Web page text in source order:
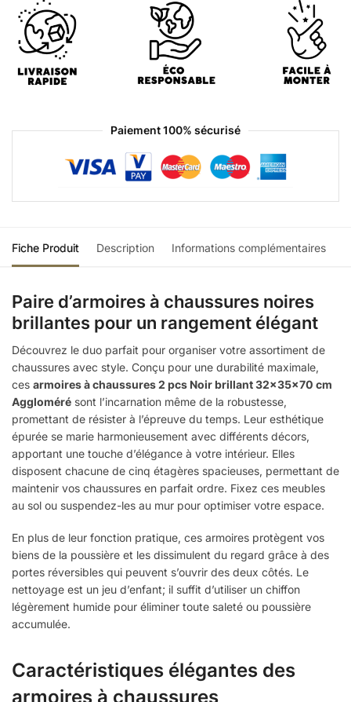
Paiement 100% sécurisé
Fiche Produit Description Informations complémentaires
Paire d’armoires à chaussures noires
brillantes pour un rangement élégant
Découvrez le duo parfait pour organiser votre assortiment de
chaussures avec style. Conçu pour une durabilité maximale,
ces armoires à chaussures 2 pcs Noir brillant 32x35x70 cm
Aggloméré sont l’incarnation même de la robustesse,
promettant de résister à l’épreuve du temps. Leur esthétique
épurée se marie harmonieusement avec différents décors,
apportant une touche d’élégance à votre intérieur. Elles
disposent chacune de cinq étagères spacieuses, permettant de
maintenir vos chaussures en parfait ordre. Fixez ces meubles
au sol ou suspendez-les au mur pour optimiser votre espace.
En plus de leur fonction pratique, ces armoires protègent vos
biens de la poussière et les dissimulent du regard grâce à des
portes réversibles qui peuvent s’ouvrir des deux côtés. Le
nettoyage est un jeu d’enfant; il suffit d’utiliser un chiffon
légèrement humide pour éliminer toute saleté ou poussière
accumulée.
Caractéristiques élégantes des
armoires à chaussures